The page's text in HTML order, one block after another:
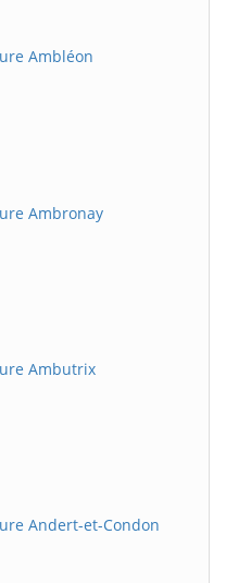
Ambléon
Ambronay
Ambutrix
Andert-et-Condon